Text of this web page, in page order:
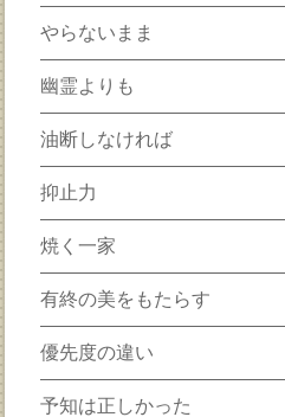
やらないまま
幽霊よりも
油断しなければ
抑止力
焼く一家
有終の美をもたらす
優先度の違い
予知は正しかった